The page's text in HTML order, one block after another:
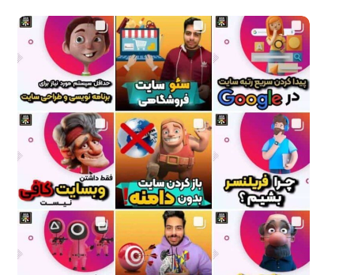
نمونه کار مدیریت و ادمین
پیج اینستاگرام – 14
اینستاگرام